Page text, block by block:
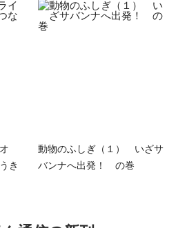
き
動物のふしぎ（１） いざサ
バンナへ出発！ の巻